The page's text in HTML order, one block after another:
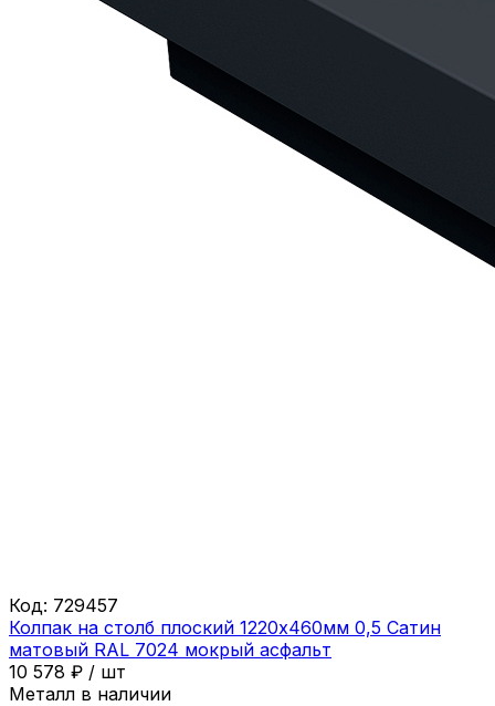
Код: 729457
Колпак на столб плоский 1220х460мм 0,5 Сатин
матовый RAL 7024 мокрый асфальт
10 578 ₽ / шт
Металл в наличии